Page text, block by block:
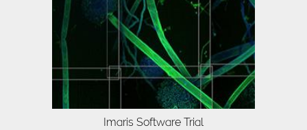
Sign up today to explore the new
features in our market leading 3/4D
software.
Imaris Software Trial